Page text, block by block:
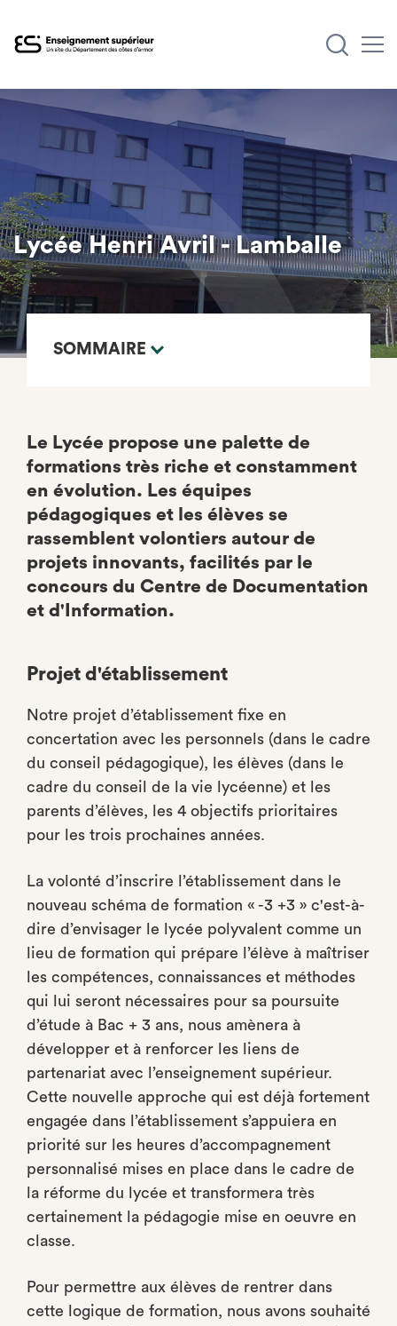
Aller
Lycée Henri Avril - Lamballe
SOMMAIRE
Le Lycée propose une palette de
formations très riche et constamment
en évolution. Les équipes
pédagogiques et les élèves se
rassemblent volontiers autour de
projets innovants, facilités par le
concours du Centre de Documentation
et d'Information.
Projet d'établissement
Notre projet d’établissement fixe en
concertation avec les personnels (dans le cadre
du conseil pédagogique), les élèves (dans le
cadre du conseil de la vie lycéenne) et les
parents d’élèves, les 4 objectifs prioritaires
pour les trois prochaines années.
La volonté d’inscrire l’établissement dans le
nouveau schéma de formation « -3 +3 » c'est-à-
dire d’envisager le lycée polyvalent comme un
lieu de formation qui prépare l’élève à maîtriser
les compétences, connaissances et méthodes
qui lui seront nécessaires pour sa poursuite
d’étude à Bac + 3 ans, nous amènera à
développer et à renforcer les liens de
partenariat avec l’enseignement supérieur.
Cette nouvelle approche qui est déjà fortement
engagée dans l’établissement s’appuiera en
priorité sur les heures d’accompagnement
personnalisé mises en place dans le cadre de
la réforme du lycée et transformera très
certainement la pédagogie mise en oeuvre en
classe.
Pour permettre aux élèves de rentrer dans
cette logique de formation, nous avons souhaité